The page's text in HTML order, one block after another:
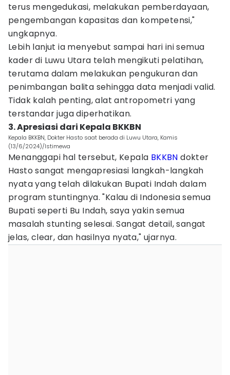
terus mengedukasi, melakukan pemberdayaan,
pengembangan kapasitas dan kompetensi,"
ungkapnya.
Lebih lanjut ia menyebut sampai hari ini semua
kader di Luwu Utara telah mengikuti pelatihan,
terutama dalam melakukan pengukuran dan
penimbangan balita sehingga data menjadi valid.
Tidak kalah penting, alat antropometri yang
terstandar juga diperhatikan.
3. Apresiasi dari Kepala BKKBN
Kepala BKKBN, Dokter Hasto saat berada di Luwu Utara, Kamis
(13/6/2024)/Istimewa
Menanggapi hal tersebut, Kepala BKKBN dokter
Hasto sangat mengapresiasi langkah-langkah
nyata yang telah dilakukan Bupati Indah dalam
program stuntingnya. "Kalau di Indonesia semua
Bupati seperti Bu Indah, saya yakin semua
masalah stunting selesai. Sangat detail, sangat
jelas, clear, dan hasilnya nyata," ujarnya.